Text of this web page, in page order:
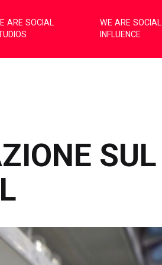
ARE SOCIAL
WE ARE SOCIAL
INFLUENCE
SUL